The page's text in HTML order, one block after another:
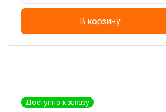
В корзину
Доступно к заказу